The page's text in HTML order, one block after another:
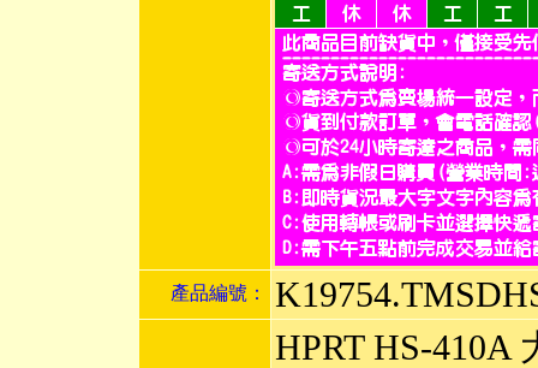
產品編號：
HPRT HS-410A